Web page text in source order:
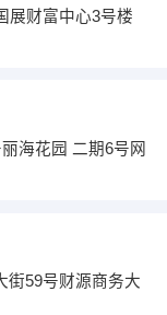
展财富中心3号楼
海花园 二期6号网
街59号财源商务大